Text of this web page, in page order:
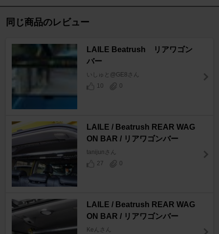
同じ商品のレビュー
LAILE Beatrush リアワゴン
バー
いしゅと@GE8さん
10
0
LAILE / Beatrush REAR WAG
ON BAR / リアワゴンバー
tanijunさん
27
0
LAILE / Beatrush REAR WAG
ON BAR / リアワゴンバー
Keんさん